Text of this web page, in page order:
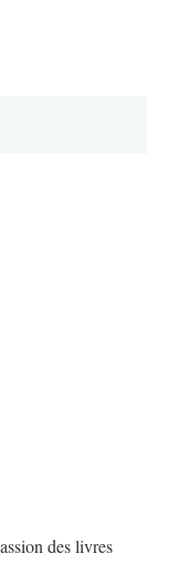
des livres